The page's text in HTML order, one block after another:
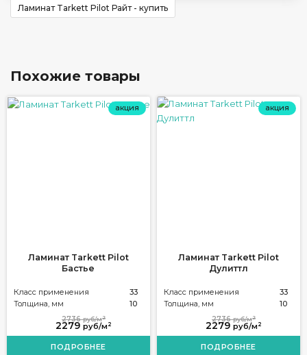
Ламинат Tarkett Pilot Райт - купить
Похожие товары
акция
Ламинат Tarkett Pilot
Бастье
Класс применения
33
Толщина, мм
10
2279 руб/м 2
2736руб/м2
ПОДРОБНЕЕ
акция
Ламинат Tarkett Pilot
Дулиттл
Класс применения
33
Толщина, мм
10
2279 руб/м 2
2736руб/м2
ПОДРОБНЕЕ